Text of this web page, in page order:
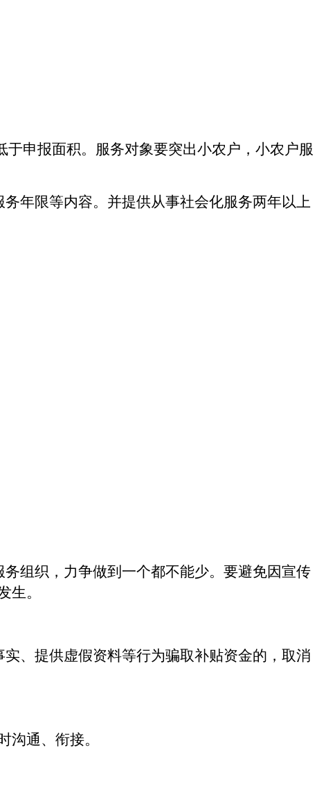
于申报面积。服务对象要突出小农户，小农户服
年限等内容。并提供从事社会化服务两年以上
组织，力争做到一个都不能少。要避免因宣传
生。
、提供虚假资料等行为骗取补贴资金的，取消
通、衔接。